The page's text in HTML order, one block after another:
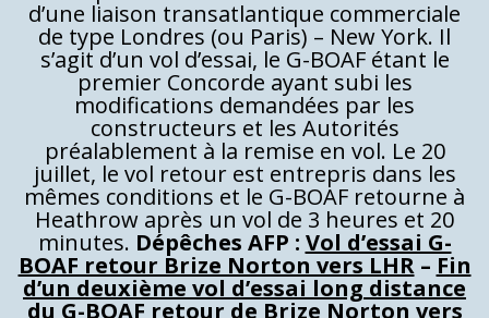
d’une liaison transatlantique commerciale
de type Londres (ou Paris) – New York. Il
s’agit d’un vol d’essai, le G-BOAF étant le
premier Concorde ayant subi les
modifications demandées par les
constructeurs et les Autorités
préalablement à la remise en vol. Le 20
juillet, le vol retour est entrepris dans les
mêmes conditions et le G-BOAF retourne à
Heathrow après un vol de 3 heures et 20
minutes. Dépêches AFP : Vol d’essai G-
BOAF retour Brize Norton vers LHR– Fin
d’un deuxième vol d’essai long distance
du G-BOAF retour de Brize Norton vers